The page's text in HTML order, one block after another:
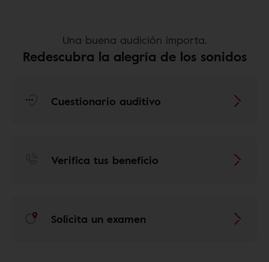
Una buena audición importa.
Redescubra la alegría de los sonidos
Cuestionario auditivo
Verifica tus beneficio
Solicita un examen